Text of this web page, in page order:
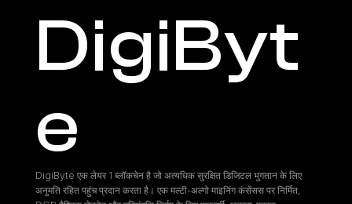
DigiByt
e
DigiByte एक लेयर 1 ब्लॉकचेन है जो अत्यधिक सुरक्षित डिजिटल भुगतान के लिए
अनुमति रहित पहुंच प्रदान करता है। एक मल्टी-अल्गो माइनिंग कंसेंसस पर निर्मित,